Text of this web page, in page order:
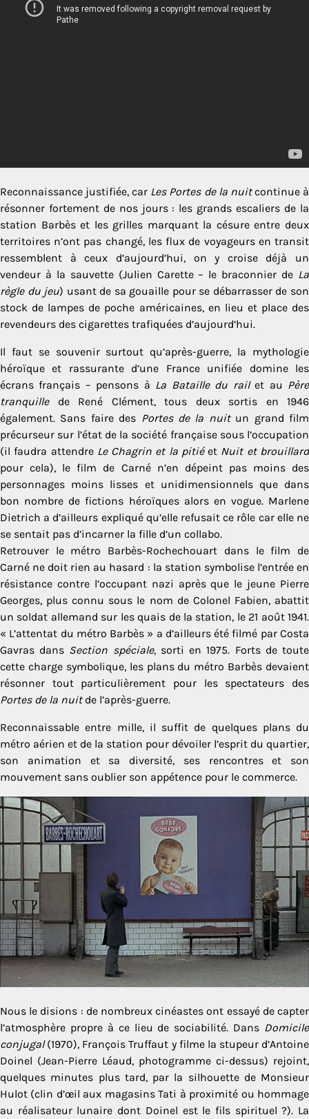
Reconnaissance justifiée, car Les Portes de la nuitcontinue à
résonner fortement de nos jours : les grands escaliers de la
station Barbès et les grilles marquant la césure entre deux
territoires n’ont pas changé, les flux de voyageurs en transit
ressemblent à ceux d’aujourd’hui, on y croise déjà un
vendeur à la sauvette (Julien Carette – le braconnier de La
règle du jeu) usant de sa gouaille pour se débarrasser de son
stock de lampes de poche américaines, en lieu et place des
revendeurs des cigarettes trafiquées d’aujourd’hui.
Il faut se souvenir surtout qu’après-guerre, la mythologie
héroïque et rassurante d’une France unifiée domine les
écrans français – pensons à La Bataille du railet au Père
tranquillede René Clément, tous deux sortis en 1946
également. Sans faire des Portes de la nuitun grand film
précurseur sur l’état de la société française sous l’occupation
(il faudra attendre Le Chagrin et la pitiéet Nuit et brouillard
pour cela), le film de Carné n’en dépeint pas moins des
personnages moins lisses et unidimensionnels que dans
bon nombre de fictions héroïques alors en vogue. Marlene
Dietrich a d’ailleurs expliqué qu’elle refusait ce rôle car elle ne
se sentait pas d’incarner la fille d’un collabo.
Retrouver le métro Barbès-Rochechouart dans le film de
Carné ne doit rien au hasard : la station symbolise l’entrée en
résistance contre l’occupant nazi après que le jeune Pierre
Georges, plus connu sous le nom de Colonel Fabien, abattit
un soldat allemand sur les quais de la station, le 21 août 1941.
« L’attentat du métro Barbès » a d’ailleurs été filmé par Costa
Gavras dans Section spéciale, sorti en 1975. Forts de toute
cette charge symbolique, les plans du métro Barbès devaient
résonner tout particulièrement pour les spectateurs des
Portes de la nuitde l’après-guerre.
Reconnaissable entre mille, il suffit de quelques plans du
métro aérien et de la station pour dévoiler l’esprit du quartier,
son animation et sa diversité, ses rencontres et son
mouvement sans oublier son appétence pour le commerce.
Nous le disions : de nombreux cinéastes ont essayé de capter
l’atmosphère propre à ce lieu de sociabilité. Dans Domicile
conjugal(1970), François Truffaut y filme la stupeur d’Antoine
Doinel (Jean-Pierre Léaud, photogramme ci-dessus) rejoint,
quelques minutes plus tard, par la silhouette de Monsieur
Hulot (clin d’œil aux magasins Tati à proximité ou hommage
au réalisateur lunaire dont Doinel est le fils spirituel ?). La